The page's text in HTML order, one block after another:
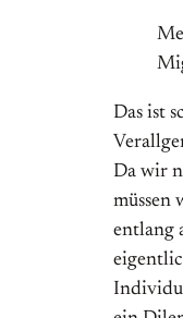
Das ist
Da wir
müssen
entlang